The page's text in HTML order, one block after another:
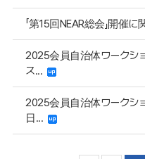
「第15回NEAR総会」開催
2025会員自治体ワークシ
ス...
2025会員自治体ワークシ
日...